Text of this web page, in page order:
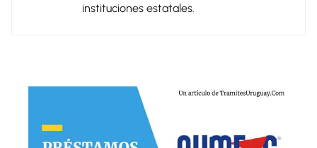
instituciones estatales.